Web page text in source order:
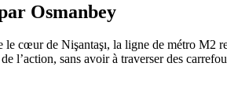
Osmanbey
cœur de Nişantaşı, la ligne de métro M2
l’action, sans avoir à traverser des